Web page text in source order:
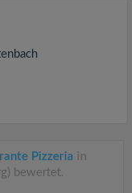
Pizzeria in
bewertet.